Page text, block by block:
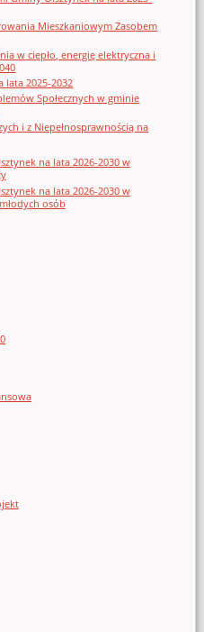
Mieszkaniowym Zasobem
w ciepło, energię elektryczna i
lata 2025-2032
Społecznych w gminie
i z Niepełnosprawnością na
na lata 2026-2030 w
na lata 2026-2030 w
osób